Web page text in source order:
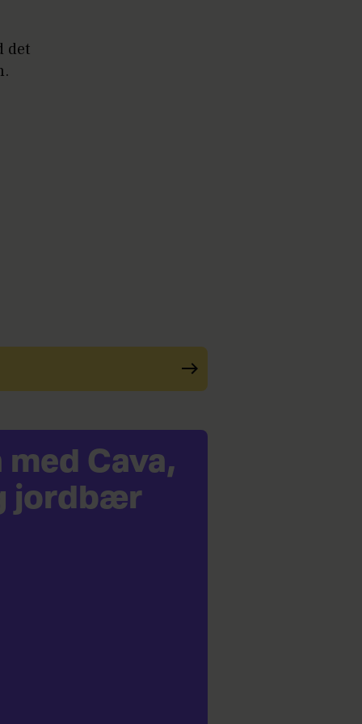
det
Cava,
jordbær